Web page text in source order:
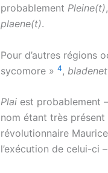
probablement Pleine(t)
plaene(t).
Pour d’autres régions
sycomore » 4 , bladenet
Plai est probablement
nom étant très présent
révolutionnaire
l’exécution de celui-ci